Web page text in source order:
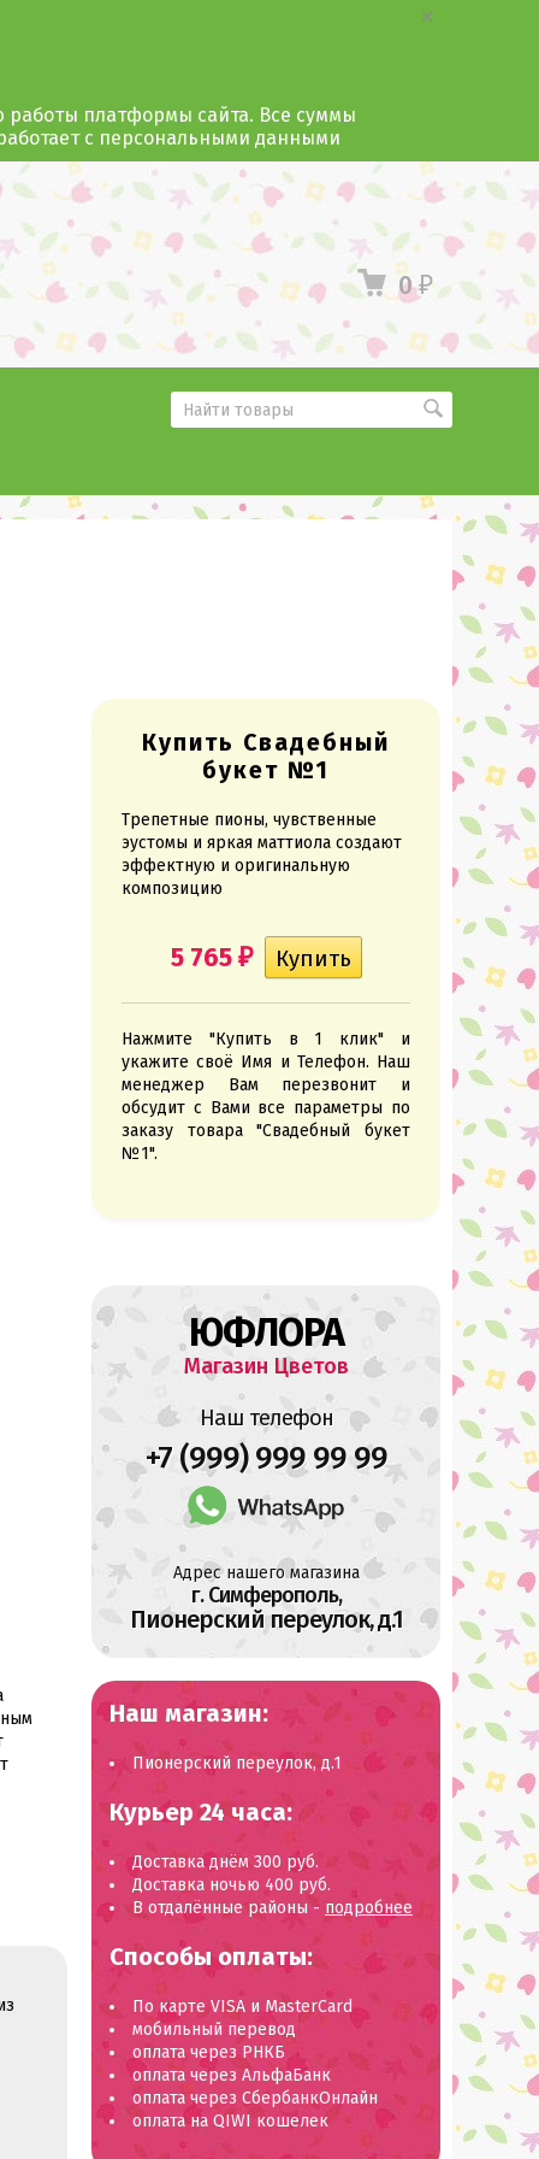
работы платформы сайта. Все суммы
с персональными данными
0₽
Купить Свадебный
букет №1
Трепетные пионы, чувственные
эустомы и яркая маттиола создают
эффектную и оригинальную
композицию
5 765 ₽
Нажмите "Купить в 1 клик" и
укажите своё Имя и Телефон. Наш
менеджер Вам перезвонит и
обсудит с Вами все параметры по
заказу товара "Свадебный букет
№1".
ЮФЛОРА
Магазин Цветов
Наш телефон
+7 (999) 999 99 99
Адрес нашего магазина
г. Симферополь,
Пионерский переулок, д.1
Наш магазин:
Пионерский переулок, д.1
Курьер 24 часа:
Доставка днём 300 руб.
Доставка ночью 400 руб.
В отдалённые районы - подробнее
Способы оплаты:
По карте VISA и MasterCard
мобильный перевод
оплата через РНКБ
оплата через АльфаБанк
оплата через СбербанкОнлайн
оплата на QIWI кошелек